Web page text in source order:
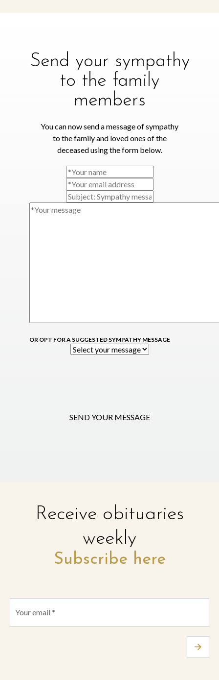
Send your sympathy
to the family
members
You can now send a message of sympathy
to the family and loved ones of the
deceased using the form below.
OR OPT FOR A SUGGESTED SYMPATHY MESSAGE
SEND YOUR MESSAGE
Receive obituaries
weekly
Subscribe here